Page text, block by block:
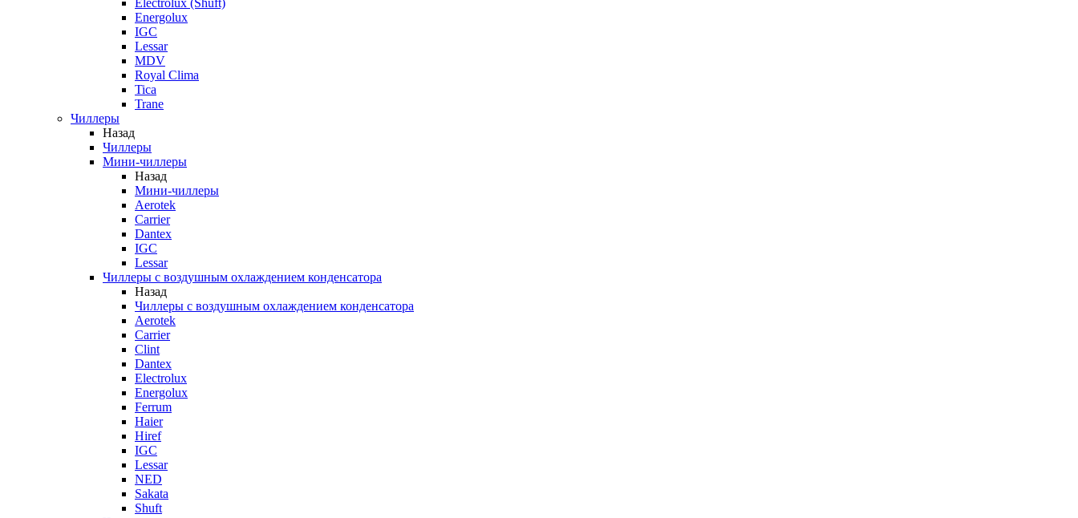
Electrolux (Shuft)
Energolux
IGC
Lessar
MDV
Royal Clima
Tica
Trane
Чиллеры
Назад
Чиллеры
Мини-чиллеры
Назад
Мини-чиллеры
Aerotek
Carrier
Dantex
IGC
Lessar
Чиллеры с воздушным охлаждением конденсатора
Назад
Чиллеры с воздушным охлаждением конденсатора
Aerotek
Carrier
Clint
Dantex
Electrolux
Energolux
Ferrum
Haier
Hiref
IGC
Lessar
NED
Sakata
Shuft